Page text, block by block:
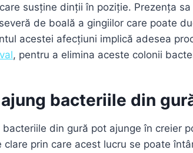
susține dinții în poziție. Prezența
de boală a gingiilor care poate
acestei afecțiuni implică adesea
, pentru a elimina aceste colonii
bacteriile din
bacteriile din gură pot ajunge în creier
clare prin care acest lucru se poate